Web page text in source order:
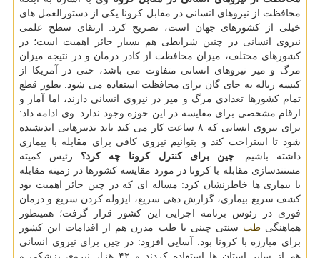
محافظت از نیروهای انسانی در مقابل كرونا یكی از دستورالعمل های
خیلی از كشورهای جهان است، تصریح كرد: ارتقای سطح علمی
نیروی انسانی در چنین شرایطی هم بسیار حائز اهمیت است؛ در
كشورهای مختلف، میزان محافظت از كادر درمان و در نتیجه میزان
مرگ و میر نیروهای انسانی متفاوت می باشد، حتی در آمریكا از
كیسه زباله به جای گان برای محافظت استفاده می شود. بطور قطع
تمام كشورها تعدادی مرگ و میر در نیروی انسانی دارند، اما آمار و
ارقام مشخصی برای مقایسه در این حوزه وجود ندارد. وی ادامه داد:
برای نیروی انسانی كه ۸ ساعت كار می كند باید تدبیرهایی اندیشیده
شود تا استراحت كند و بتوانیم نیروی كافی برای مقابله با بیماری
داشته باشیم.چین برای كنترل كرونا چه كرد؟ رئیس كمیته
مستندسازی مقابله با كرونا در مورد مقایسه كشورها در زمینه مقابله
با بیماری ها خاطرنشان كرد: مساله ای كه در چین حائز اهمیت بود
كشف سریع بیماری، گزارش دهی سریع، ایزوله كردن سریع و درمان
فوری در رئوس برنامه اجرایی این كشور قرار گرفت؛ همینطور
هماهنگیطب سنتی چینی با طب مدرن هم از اقدامات این كشور
برای مبارزه با كرونا بود. آسایی افزود: در چین برای نیروی انسانی
هم از سایر استان ها استفاده كردند و ۴۲ هزار نیروی پزشكی و